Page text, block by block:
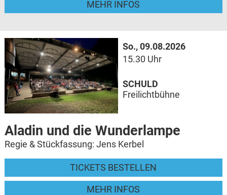
MEHR INFOS
So., 09.08.2026
15.30 Uhr
Aladin und die Wunderlampe
Regie & Stückfassung: Jens Kerbel
TICKETS BESTELLEN
MEHR INFOS
SCHULD
Freilichtbühne